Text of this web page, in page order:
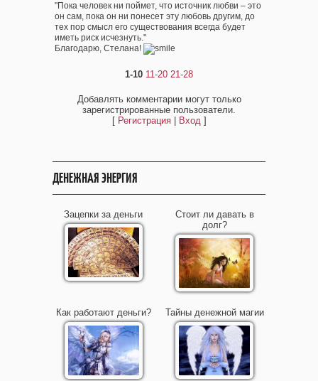
"Пока человек ни поймет, что источник любви – это
он сам, пока он ни понесет эту любовь другим, до
тех пор смысл его существования всегда будет
иметь риск исчезнуть."
Благодарю, Стелана!
1-10 11-20 21-28
Добавлять комментарии могут только
зарегистрированные пользователи.
[ Регистрация| Вход]
ДЕНЕЖНАЯ ЭНЕРГИЯ
Зацепки за деньги
Стоит ли давать в
долг?
Как работают деньги? Тайны денежной магии